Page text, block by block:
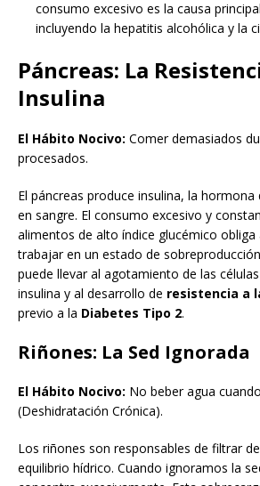
consumo excesivo es la causa
incluyendo la hepatitis alcohólica y la
Páncreas: La
Insulina
El Hábito Nocivo: Comer demasiados
procesados.
El páncreas produce insulina, la hormona
en sangre. El consumo excesivo y
alimentos de alto índice glucémico obliga
trabajar en un estado de
puede llevar al agotamiento de las
insulina y al desarrollo de resistencia a
previo a la Diabetes Tipo 2.
Riñones: La Sed Ignorada
El Hábito Nocivo: No beber agua
(Deshidratación Crónica).
Los riñones son responsables de filtrar
equilibrio hídrico. Cuando ignoramos la